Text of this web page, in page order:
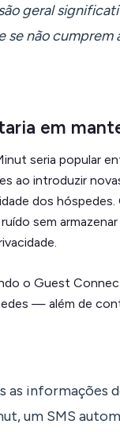
geral
se não cumprem
em
seria popular
ao introduzir
dos
sem
o Guest
— além de
as informações
um SMS